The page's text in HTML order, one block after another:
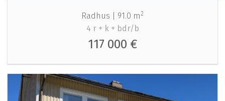
Radhus | 91.0 m2
4 r + k + bdr/b
117 000 €